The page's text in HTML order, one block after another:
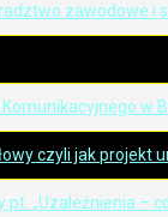
zawodowe i
w
czyli jak projekt
pt. „Uzależnienia –